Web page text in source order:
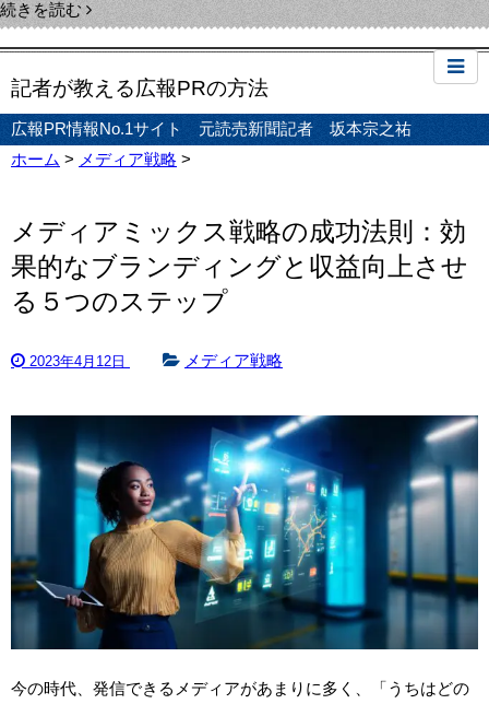
続きを読む
記者が教える広報PRの方法
広報PR情報No.1サイト 元読売新聞記者 坂本宗之祐
ホーム > メディア戦略 >
メディアミックス戦略の成功法則：効
果的なブランディングと収益向上させ
る５つのステップ
2023年4月12日 メディア戦略
今の時代、発信できるメディアがあまりに多く、「うちはどの